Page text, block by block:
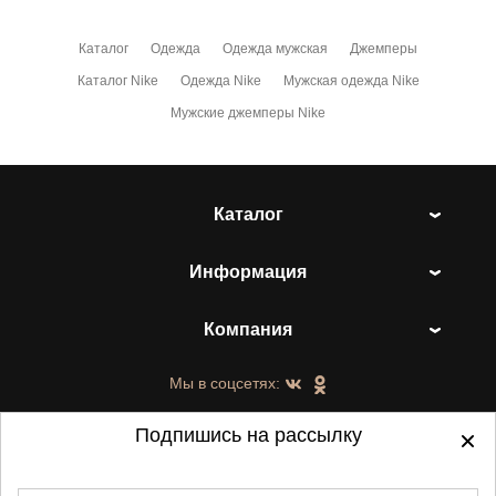
Каталог Одежда Одежда мужская Джемперы
Каталог Nike Одежда Nike Мужская одежда Nike
Мужские джемперы Nike
Каталог
Информация
Компания
Мы в соцсетях:
Подпишись на рассылку